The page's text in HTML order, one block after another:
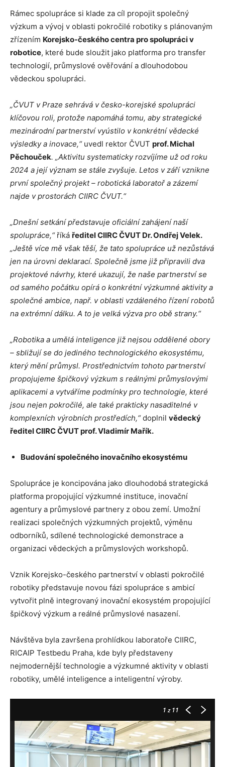
Rámec spolupráce si klade za cíl propojit společný
výzkum a vývoj v oblasti pokročilé robotiky s plánovaným
zřízením Korejsko-českého centra pro spolupráci v
robotice, které bude sloužit jako platforma pro transfer
technologií, průmyslové ověřování a dlouhodobou
vědeckou spolupráci.
„ČVUT v Praze sehrává v česko-korejské spolupráci
klíčovou roli, protože napomáhá tomu, aby strategické
mezinárodní partnerství vyústilo v konkrétní vědecké
výsledky a inovace,“ uvedl rektor ČVUT prof. Michal
Pěchouček. „Aktivitu systematicky rozvíjíme už od roku
2024 a její význam se stále zvyšuje. Letos v září vznikne
první společný projekt – robotická laboratoř a zázemí
najde v prostorách CIIRC ČVUT.“
„Dnešní setkání představuje oficiální zahájení naší
spolupráce,“říká ředitel CIIRC ČVUT Dr. Ondřej Velek.
„Ještě více mě však těší, že tato spolupráce už nezůstává
jen na úrovni deklarací. Společně jsme již připravili dva
projektové návrhy, které ukazují, že naše partnerství se
od samého počátku opírá o konkrétní výzkumné aktivity a
společné ambice, např. v oblasti vzdáleného řízení robotů
na extrémní dálku. A to je velká výzva pro obě strany.“
„Robotika a umělá inteligence již nejsou oddělené obory
– sbližují se do jediného technologického ekosystému,
který mění průmysl. Prostřednictvím tohoto partnerství
propojujeme špičkový výzkum s reálnými průmyslovými
aplikacemi a vytváříme podmínky pro technologie, které
jsou nejen pokročilé, ale také prakticky nasaditelné v
komplexních výrobních prostředích,“doplnil vědecký
ředitel CIIRC ČVUT prof. Vladimír Mařík.
Budování společného inovačního ekosystému
Spolupráce je koncipována jako dlouhodobá strategická
platforma propojující výzkumné instituce, inovační
agentury a průmyslové partnery z obou zemí. Umožní
realizaci společných výzkumných projektů, výměnu
odborníků, sdílené technologické demonstrace a
organizaci vědeckých a průmyslových workshopů.
Vznik Korejsko-českého partnerství v oblasti pokročilé
robotiky představuje novou fázi spolupráce s ambicí
vytvořit plně integrovaný inovační ekosystém propojující
špičkový výzkum a reálné průmyslové nasazení.
Návštěva byla završena prohlídkou laboratoře CIIRC,
RICAIP Testbedu Praha, kde byly představeny
nejmodernější technologie a výzkumné aktivity v oblasti
robotiky, umělé inteligence a inteligentní výroby.
1z 11